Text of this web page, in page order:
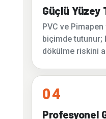
Güçlü Yüzey
PVC ve
biçimde tutunur;
dökülme riskini
04
Profesyonel